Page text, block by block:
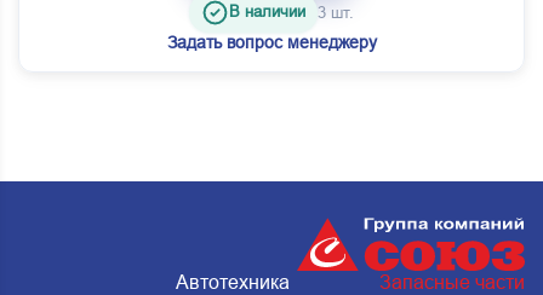
В наличии 3 шт.
Задать вопрос менеджеру
Автотехника
Запасные части